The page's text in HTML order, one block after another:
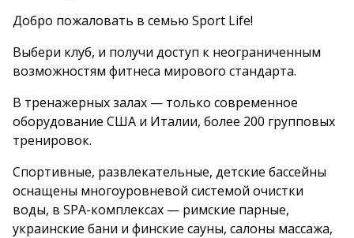
Добро пожаловать в семью Sport Life!
Выбери клуб, и получи доступ к неограниченным
возможностям фитнеса мирового стандарта.
В тренажерных залах — только современное
оборудование США и Италии, более 200 групповых
тренировок.
Спортивные, развлекательные, детские бассейны
оснащены многоуровневой системой очистки
воды, в SPA-комплексах — римские парные,
украинские бани и финские сауны, салоны массажа,